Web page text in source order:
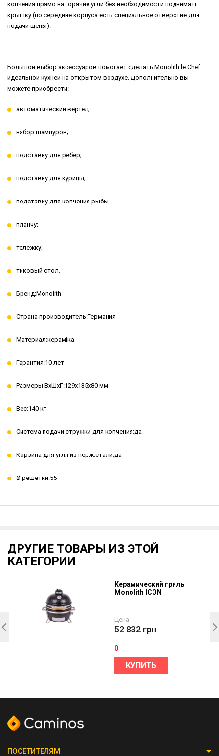
копчения прямо на горячие угли без необходимости поднимать
крышку (по середине корпуса есть специальное отверстие для
подачи щепы).
Большой выбор аксессуаров помогает сделать Monolith le Chef
идеальной кухней на открытом воздухе. Дополнительно вы
можете приобрести:
автоматический вертел;
набор шампуров;
подставку для ребер;
подставку для курицы;
подставку для копчения рыбы;
планчу;
тележку;
тиковый стол.
Бренд:Monolith
Страна производитель:Германия
Материал:кераміка
Гарантия:10 лет
Размеры ВхШхГ:129х135х80 мм
Вес:140 кг
Система подачи стружки для копчения:да
Корзина для угля из нерж.стали:да
Ø решетки:55
ДРУГИЕ ТОВАРЫ ИЗ ЭТОЙ
КАТЕГОРИИ
Керамический гриль
Monolith ICON
Цена
52 832 грн
0
КУПИТЬ
ПОСЕТИТЕЛЯМ